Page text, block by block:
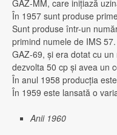
GAZ-MM, care iniţiază
În 1957 sunt produse
Sunt produse într-un
primind numele de IMS
GAZ-69, şi era dotat cu
dezvolta 50 cp şi avea un
În anul 1958 producţia
În 1959 este lansată o
Anii 1960